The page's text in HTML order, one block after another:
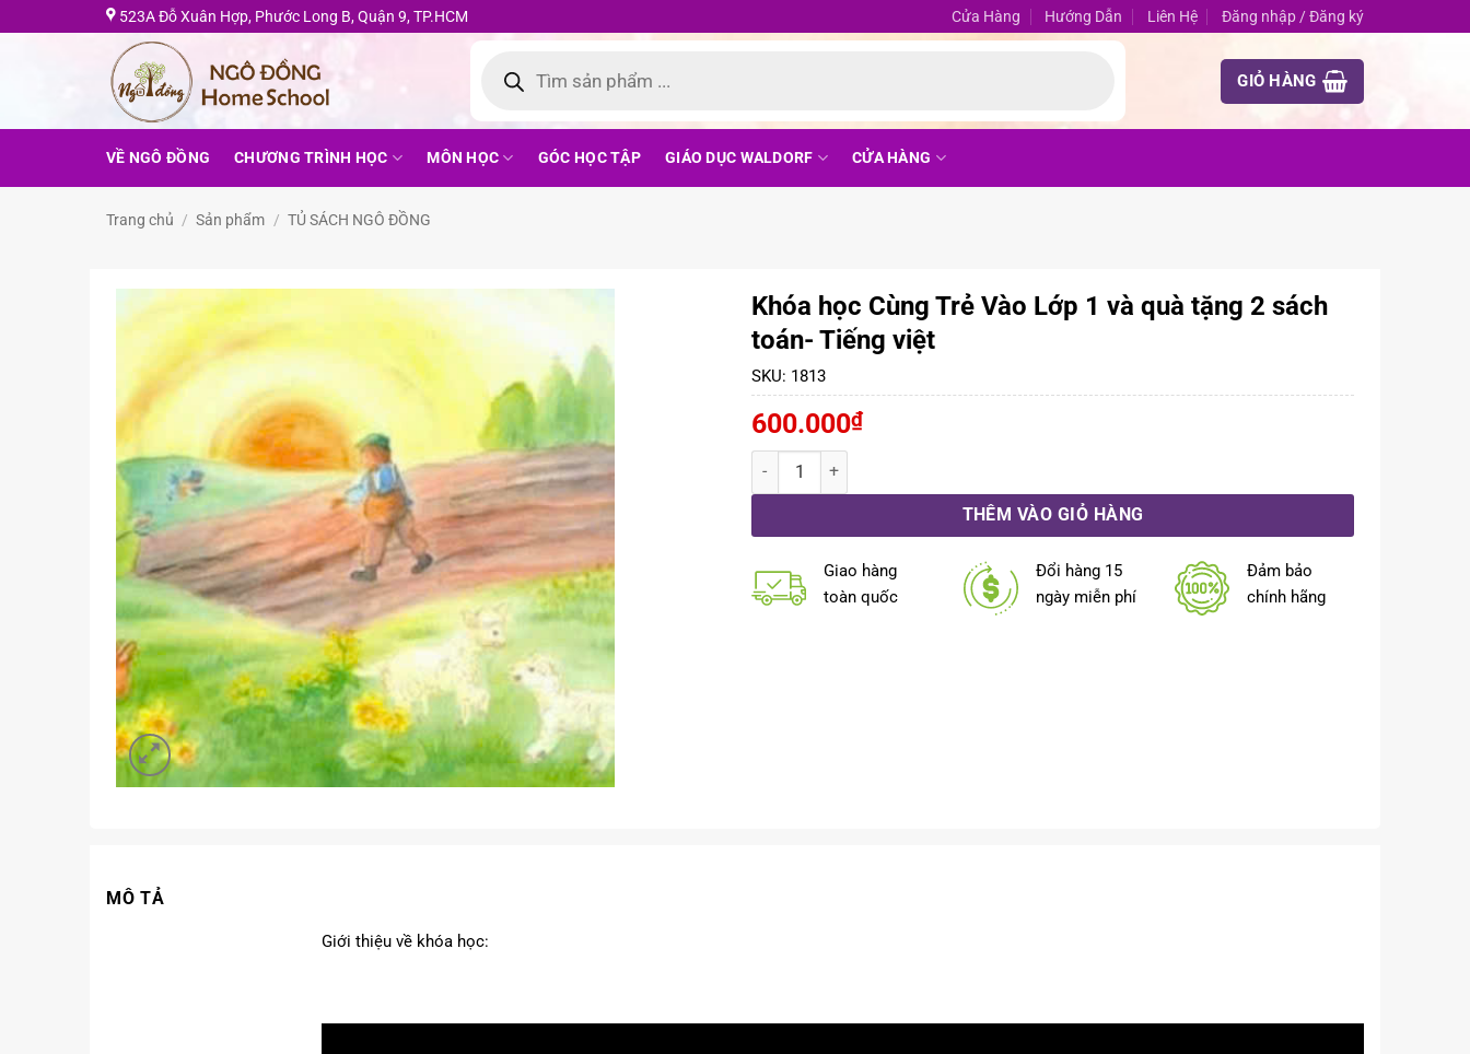
qua
523A Đỗ Xuân Hợp, Phước Long B, Quận 9, TP.HCM Cửa Hàng Hướng Dẫn Liên Hệ Đăng nhập / Đăng ký
kiếm
sản GIỎ HÀNG
VỀ NGÔ ĐỒNG CHƯƠNG TRÌNH HỌC MÔN HỌC GÓC HỌC TẬP GIÁO DỤC WALDORF CỬA HÀNG
Trang chủ / Sản phẩm / TỦ SÁCH NGÔ ĐỒNG
Khóa học Cùng Trẻ Vào Lớp 1 và quà tặng 2 sách
toán- Tiếng việt
SKU: 1813
600.000₫
Khóa học Cùng Trẻ Vào Lớp 1 và quà tặng 2 sách toán- Tiếng việt số lượng
THÊM VÀO GIỎ HÀNG
Giao hàng
toàn quốc
Đổi hàng 15
ngày miễn phí
Đảm bảo
chính hãng
MÔ TẢ
Giới thiệu về khóa học: